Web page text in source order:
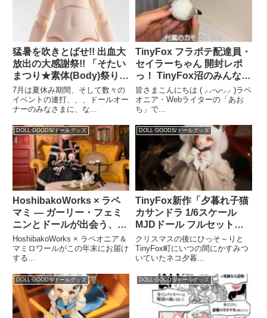
猛暑を吹きとばせ!! 出血大
放出の大感謝祭!! 「そたい
まつり★素体(Body)祭り
2025」本日開催!!!
7月は夏休み期間、そして数々の
イベントの連打、、、ドールオー
ナーのみなさまに、な...
TinyFox フラポテ配達員・
セイラーちゃん 開封レポ
っ！ TinyFox沼のみんな集
まれ～っ！！
皆さまこんにちは ( ⸝⸝ᵕᴗᵕ⸝⸝ )ラペ
オニア・Webライターの「あお
ち」で...
DOLL·GOODS/ドールグッズ
HoshibakoWorks × ラペ
マミ ― ガーリー・フェミ
ニンとドールが出会う、幻
想的なコラボレーション
HoshibakoWorks × ラペオニア＆
マミロワールがこの年末にお届け
する...
DOLL·GOODS/ドールグッズ
TinyFox新作「夕暮れ子猫
カサンドラ 1/6スケール
MJDドール フルセット」
12月27日(金)のラぺオニア
オンラインショップにて予
約開始いたします♪
クリスマスの後にひっそ～りと
TinyFox町にいつの間にかすみつ
いていたネコ夕暮...
DOLL·GOODS/ドールグッズ DOLL·GOODS/ドールグッズ